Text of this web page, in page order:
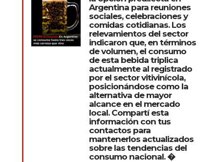
Argentina para reuniones
sociales, celebraciones y
comidas cotidianas. Los
relevamientos del sector
indicaron que, en términos
de volumen, el consumo
de esta bebida triplica
actualmente al registrado
por el sector vitivinícola,
posicionándose como la
alternativa de mayor
alcance en el mercado
local. Compartí esta
información con tus
contactos para
mantenerlos actualizados
sobre las tendencias del
consumo nacional. �